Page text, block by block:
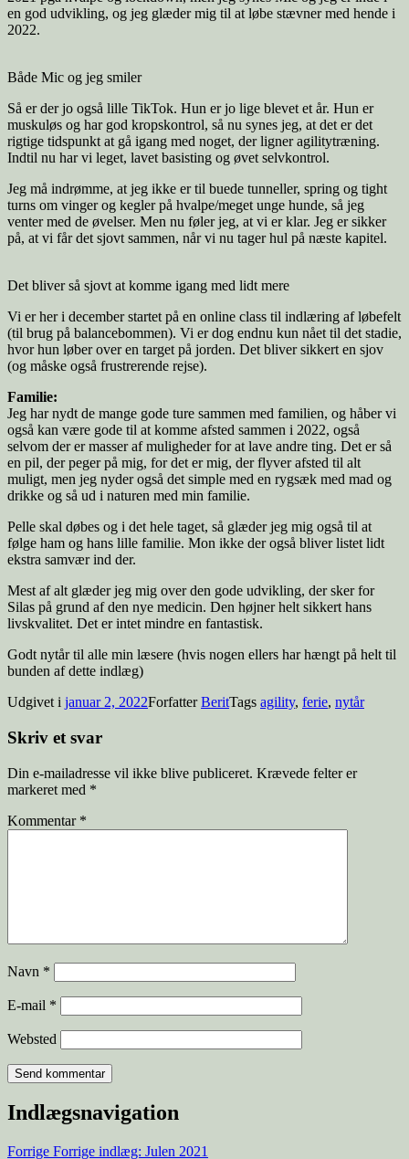
en god udvikling, og jeg glæder mig til at løbe stævner med hende i
2022.
Både Mic og jeg smiler
Så er der jo også lille TikTok. Hun er jo lige blevet et år. Hun er
muskuløs og har god kropskontrol, så nu synes jeg, at det er det
rigtige tidspunkt at gå igang med noget, der ligner agilitytræning.
Indtil nu har vi leget, lavet basisting og øvet selvkontrol.
Jeg må indrømme, at jeg ikke er til buede tunneller, spring og tight
turns om vinger og kegler på hvalpe/meget unge hunde, så jeg
venter med de øvelser. Men nu føler jeg, at vi er klar. Jeg er sikker
på, at vi får det sjovt sammen, når vi nu tager hul på næste kapitel.
Det bliver så sjovt at komme igang med lidt mere
Vi er her i december startet på en online class til indlæring af løbefelt
(til brug på balancebommen). Vi er dog endnu kun nået til det stadie,
hvor hun løber over en target på jorden. Det bliver sikkert en sjov
(og måske også frustrerende rejse).
Familie:
Jeg har nydt de mange gode ture sammen med familien, og håber vi
også kan være gode til at komme afsted sammen i 2022, også
selvom der er masser af muligheder for at lave andre ting. Det er så
en pil, der peger på mig, for det er mig, der flyver afsted til alt
muligt, men jeg nyder også det simple med en rygsæk med mad og
drikke og så ud i naturen med min familie.
Pelle skal døbes og i det hele taget, så glæder jeg mig også til at
følge ham og hans lille familie. Mon ikke der også bliver listet lidt
ekstra samvær ind der.
Mest af alt glæder jeg mig over den gode udvikling, der sker for
Silas på grund af den nye medicin. Den højner helt sikkert hans
livskvalitet. Det er intet mindre en fantastisk.
Godt nytår til alle min læsere (hvis nogen ellers har hængt på helt til
bunden af dette indlæg)
Udgivet i januar 2, 2022ForfatterBeritTags agility, ferie, nytår
Skriv et svar
Din e-mailadresse vil ikke blive publiceret. Krævede felter er
markeret med *
Kommentar *
Navn *
E-mail *
Websted
Indlægsnavigation
Forrige Forrige indlæg: Julen 2021